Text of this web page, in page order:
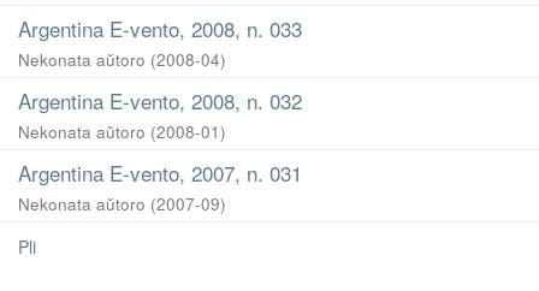
Argentina E-vento, 2008, n. 033
Nekonata aŭtoro (2008-04)
Argentina E-vento, 2008, n. 032
Nekonata aŭtoro (2008-01)
Argentina E-vento, 2007, n. 031
Nekonata aŭtoro (2007-09)
Pli